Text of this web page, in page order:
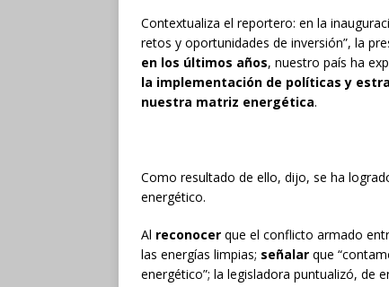
Contextualiza el reportero: en la
retos y oportunidades de inversión”, la
en los últimos años, nuestro país ha
la implementación de políticas y
nuestra matriz energética.
Como resultado de ello, dijo, se ha
energético.
Al reconocer que el conflicto armado
las energías limpias; señalar que
energético”; la legisladora puntualizó, de